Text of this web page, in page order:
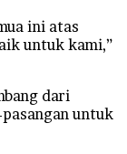
ini atas
untuk kami,”
dari
untuk